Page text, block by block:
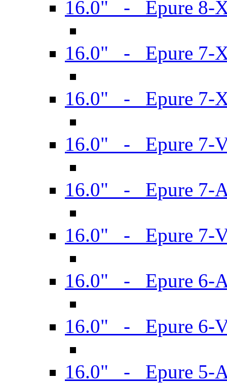
16.0" - Epure 8-
16.0" - Epure 7-
16.0" - Epure 7-
16.0" - Epure 7-
16.0" - Epure 7-
16.0" - Epure 7-
16.0" - Epure 6-
16.0" - Epure 6-
16.0" - Epure 5-